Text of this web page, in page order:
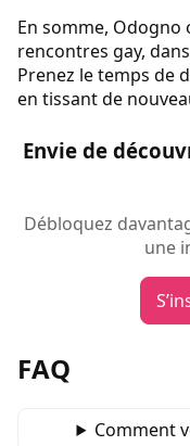
En somme,
rencontres gay,
Prenez le temps de
en tissant de
Envie de
Débloquez
une
FAQ
Comment